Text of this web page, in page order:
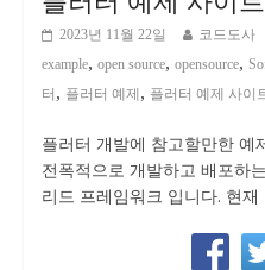
2023년 11월 22일 코드도사
example, open source, opensource,
터 , 플러터 예제 , 플러터 예제 사이
플러터 개발에 참고할만한 예
전폭적으로 개발하고 배포하
리드 프레임워크 입니다. 현